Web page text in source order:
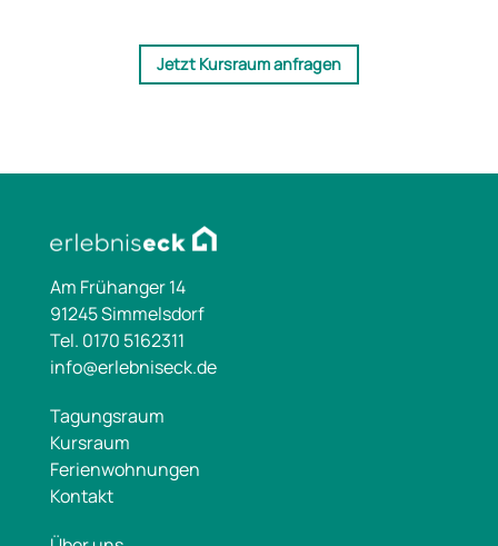
Jetzt Kursraum anfragen
Am Frühanger 14
91245 Simmelsdorf
Tel. 0170 5162311
info@erlebniseck.de
Tagungsraum
Kursraum
Ferienwohnungen
Kontakt